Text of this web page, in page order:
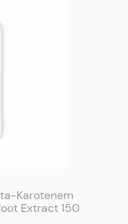
Karotenem
Extract 150